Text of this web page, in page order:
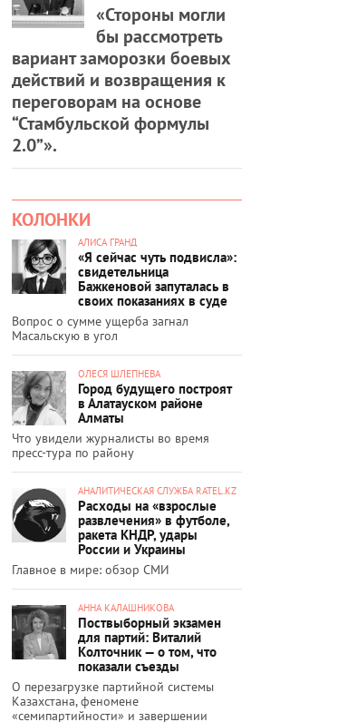
«Стороны могли
бы рассмотреть
вариант заморозки боевых
действий и возвращения к
переговорам на основе
“Стамбульской формулы
2.0”».
КОЛОНКИ
АЛИСА ГРАНД
«Я сейчас чуть подвисла»:
свидетельница
Бажкеновой запуталась в
своих показаниях в суде
Вопрос о сумме ущерба загнал
Масальскую в угол
ОЛЕСЯ ШЛЕПНЕВА
Город будущего построят
в Алатауском районе
Алматы
Что увидели журналисты во время
пресс-тура по району
АНАЛИТИЧЕСКАЯ СЛУЖБА RATEL.KZ
Расходы на «взрослые
развлечения» в футболе,
ракета КНДР, удары
России и Украины
Главное в мире: обзор СМИ
АННА КАЛАШНИКОВА
Поствыборный экзамен
для партий: Виталий
Колточник — о том, что
показали съезды
О перезагрузке партийной системы
Казахстана, феномене
«семипартийности» и завершении